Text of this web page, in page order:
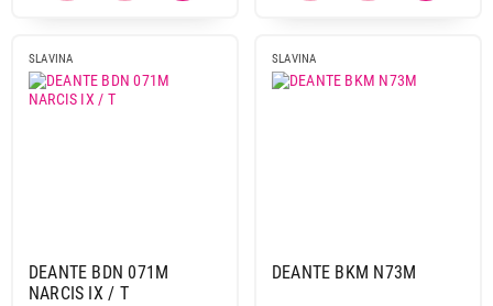
SLAVINA
DEANTE BDN 071M
NARCIS IX / T
SLAVINA
DEANTE BKM N73M